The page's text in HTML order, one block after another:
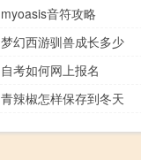
myoasis音符攻略
梦幻西游驯兽成长多少
自考如何网上报名
青辣椒怎样保存到冬天